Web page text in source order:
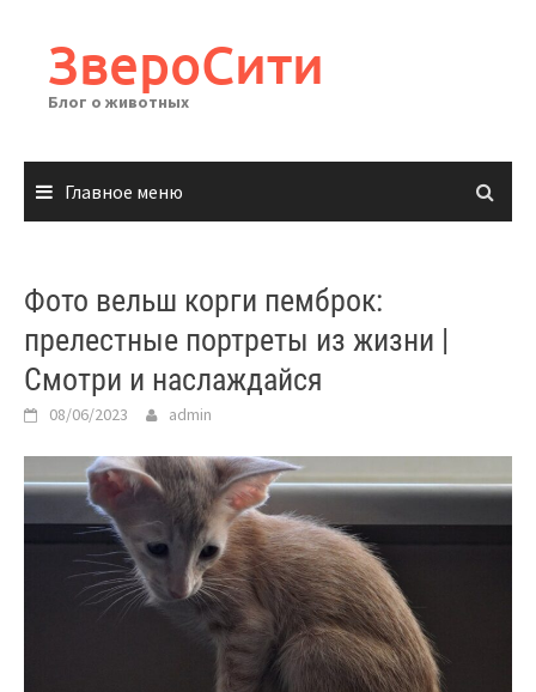
содержимому
ЗвероСити
Блог о животных
Главное меню
Фото вельш корги пемброк:
прелестные портреты из жизни |
Смотри и наслаждайся
08/06/2023 admin